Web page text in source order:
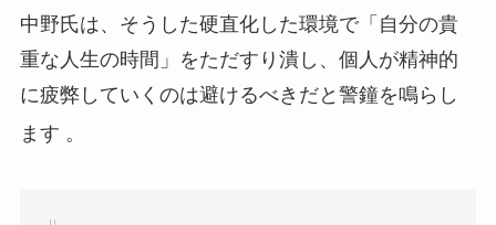
中野氏は、そうした硬直化した環境で「自分の貴
重な人生の時間」をただすり潰し、個人が精神的
に疲弊していくのは避けるべきだと警鐘を鳴らし
ます 。